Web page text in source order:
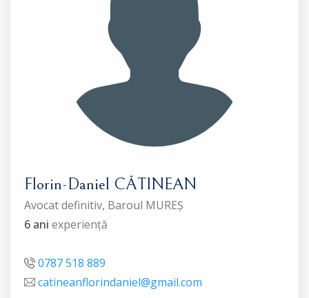
Florin-Daniel CĂTINEAN
Avocat definitiv, Baroul MUREȘ
6 ani experiență
0787 518 889
catineanflorindaniel@gmail.com